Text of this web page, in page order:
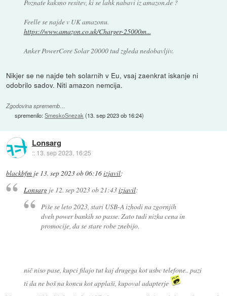
Poznate kaksno resitev, ki se lahk nabavi iz amazon.de ?
Feelle se najde v UK amazonu.
https://www.amazon.co.uk/Charger-25000m...
Anker PowerCore Solar 20000 tud zgleda nedobavljiv.
Nikjer se ne najde teh solarnih v Eu, vsaj zaenkrat iskanje ni
odobrilo sadov. Niti amazon nemcija.
Zgodovina sprememb…
spremenilo:SmeskoSnezak (13. sep 2023 ob 16:24)
Lonsarg
:: 13. sep 2023, 16:25
blackbfm je 13. sep 2023 ob 06:16izjavil:
Lonsargje 12. sep 2023 ob 21:43izjavil:
Piše se leto 2023, stari USB-A izhodi na zgornjih
dveh power bankih so passe. Zato tudi nizka cena in
promocije, da se stare robe znebijo.
nič niso pase, kupci filajo tut kaj drugega kot usbc telefone.. pazi
ti da ne boš na koncu kot applaši, kupoval adapterje